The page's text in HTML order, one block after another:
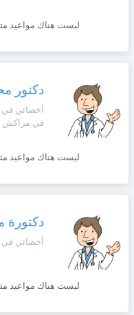
ليست هناك مواعيد
دكتور
أخصائي في
في مراكش
ليست هناك مواعيد
دكتورة
أخصائي في
ليست هناك مواعيد